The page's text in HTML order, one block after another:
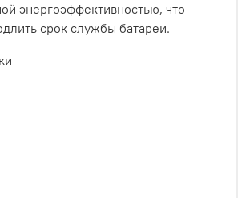
энергоэффективностью, что
срок службы батареи.